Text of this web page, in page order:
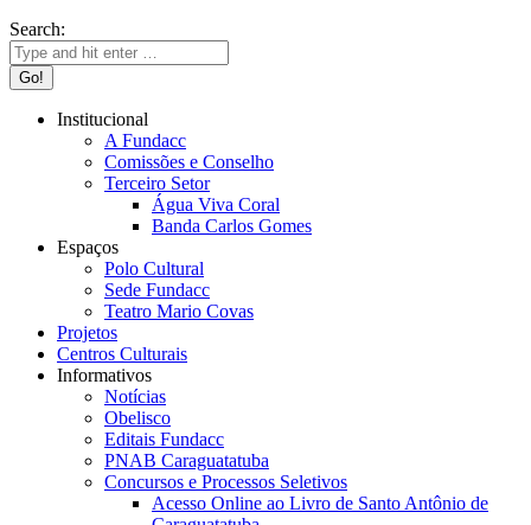
Search:
Institucional
A Fundacc
Comissões e Conselho
Terceiro Setor
Água Viva Coral
Banda Carlos Gomes
Espaços
Polo Cultural
Sede Fundacc
Teatro Mario Covas
Projetos
Centros Culturais
Informativos
Notícias
Obelisco
Editais Fundacc
PNAB Caraguatatuba
Concursos e Processos Seletivos
Acesso Online ao Livro de Santo Antônio de